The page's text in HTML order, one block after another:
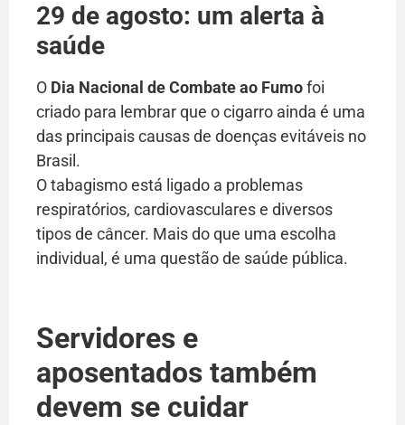
29 de agosto: um alerta à
saúde
O Dia Nacional de Combate ao Fumofoi
criado para lembrar que o cigarro ainda é uma
das principais causas de doenças evitáveis no
Brasil.
O tabagismo está ligado a problemas
respiratórios, cardiovasculares e diversos
tipos de câncer. Mais do que uma escolha
individual, é uma questão de saúde pública.
Servidores e
aposentados também
devem se cuidar